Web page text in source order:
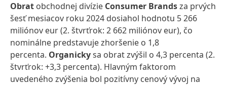
Obrat obchodnej divízie Consumer Brandsza prvých
šesť mesiacov roku 2024 dosiahol hodnotu 5 266
miliónov eur (2. štvrťrok: 2 662 miliónov eur), čo
nominálne predstavuje zhoršenie o 1,8
percenta. Organickysa obrat zvýšil o 4,3 percenta (2.
štvrťrok: +3,3 percenta). Hlavným faktorom
uvedeného zvýšenia bol pozitívny cenový vývoj na